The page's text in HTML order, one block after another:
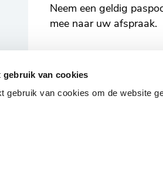
gebruik van cookies
gebruik van cookies om de website
Neem een geldig
mee naar uw afspraak.